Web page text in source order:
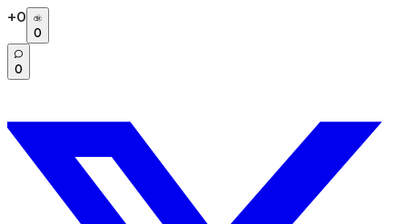
+0
0
0